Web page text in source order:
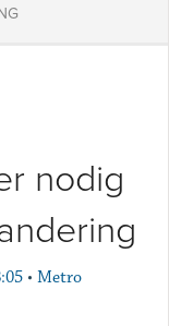
nodig
• Metro